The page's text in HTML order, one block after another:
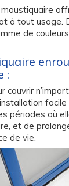
à tout usage.
de
:
couvrir
périodes où
et de
de vie.